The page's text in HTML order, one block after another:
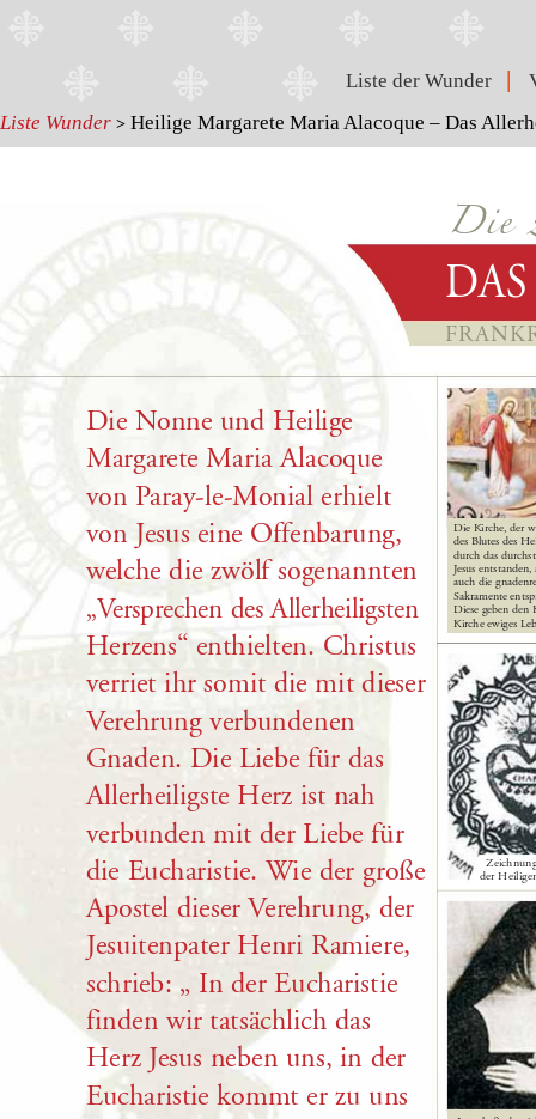
Liste Wunder > Heilige Margarete Maria Alacoque – Das
Liste der Wunder |